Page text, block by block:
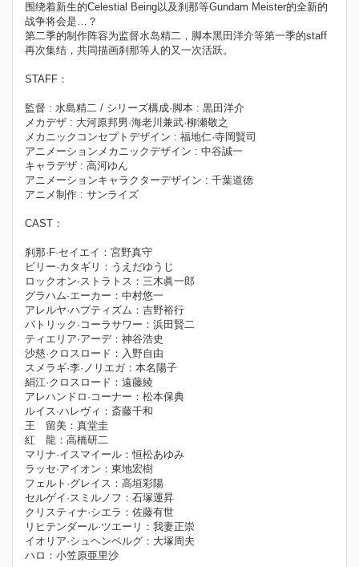
围绕着新生的Celestial Being以及刹那等Gundam Meister的全新的
战争将会是…？
第二季的制作阵容为监督水岛精二，脚本黑田洋介等第一季的staff
再次集结，共同描画刹那等人的又一次活跃。
STAFF：
監督 : 水島精二 / シリーズ構成·脚本 : 黒田洋介
メカデザ : 大河原邦男·海老川兼武·柳瀬敬之
メカニックコンセプトデザイン : 福地仁·寺岡賢司
アニメーションメカニックデザイン : 中谷誠一
キャラデザ : 高河ゆん
アニメーションキャラクターデザイン : 千葉道徳
アニメ制作 : サンライズ
CAST：
刹那·F·セイエイ：宮野真守
ビリー·カタギリ：うえだゆうじ
ロックオン·ストラトス：三木眞一郎
グラハム·エーカー：中村悠一
アレルヤ·ハプティズム：吉野裕行
パトリック·コーラサワー：浜田賢二
ティエリア·アーデ：神谷浩史
沙慈·クロスロード：入野自由
スメラギ·李·ノリエガ：本名陽子
絹江·クロスロード：遠藤綾
アレハンドロ·コーナー：松本保典
ルイス·ハレヴィ：斎藤千和
王 留美：真堂圭
紅 龍：高橋研二
マリナ·イスマイール：恒松あゆみ
ラッセ·アイオン：東地宏樹
フェルト·グレイス：高垣彩陽
セルゲイ·スミルノフ：石塚運昇
クリスティナ·シエラ：佐藤有世
リヒテンダール·ツエーリ：我妻正崇
イオリア·シュヘンベルグ：大塚周夫
ハロ：小笠原亜里沙